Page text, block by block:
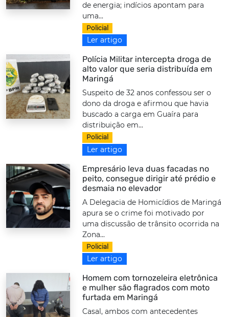
de energia; indícios apontam para
uma...
Policial
Ler artigo
Polícia Militar intercepta droga de
alto valor que seria distribuída em
Maringá
Suspeito de 32 anos confessou ser o
dono da droga e afirmou que havia
buscado a carga em Guaíra para
distribuição em...
Policial
Ler artigo
Empresário leva duas facadas no
peito, consegue dirigir até prédio e
desmaia no elevador
A Delegacia de Homicídios de Maringá
apura se o crime foi motivado por
uma discussão de trânsito ocorrida na
Zona...
Policial
Ler artigo
Homem com tornozeleira eletrônica
e mulher são flagrados com moto
furtada em Maringá
Casal, ambos com antecedentes